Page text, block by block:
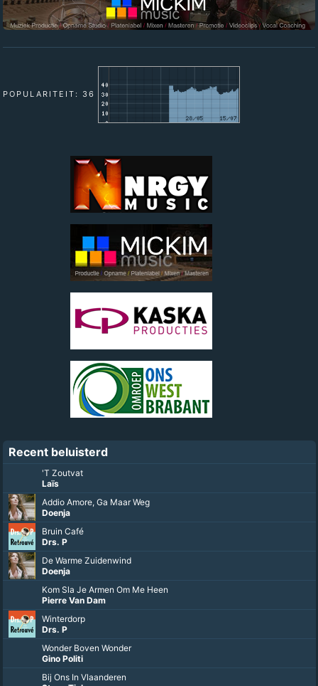
POPULARITEIT: 36
Recent beluisterd
'T Zoutvat
Laïs
Addio Amore, Ga Maar Weg
Doenja
Bruin Café
Drs. P
De Warme Zuidenwind
Doenja
Kom Sla Je Armen Om Me Heen
Pierre Van Dam
Winterdorp
Drs. P
Wonder Boven Wonder
Gino Politi
Bij Ons In Vlaanderen